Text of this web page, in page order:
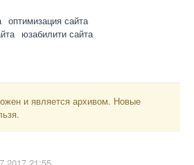
оптимизация сайта
юзабилити сайта
и является архивом. Новые
21:55